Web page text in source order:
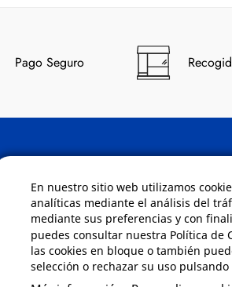
En nuestro sitio web utilizamos
analíticas mediante el análisis del
mediante sus preferencias y con
puedes consultar nuestra Política de
las cookies en bloque o también
selección o rechazar su uso
Pago Seguro
somos
Políticas
Condiciones de
Aviso de privacidad
Cookies
Bajas comunicados